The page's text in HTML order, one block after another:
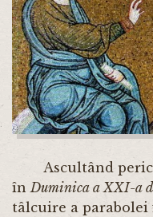
Ascultând
înDuminica a XXI-a
tâlcuire a parabolei